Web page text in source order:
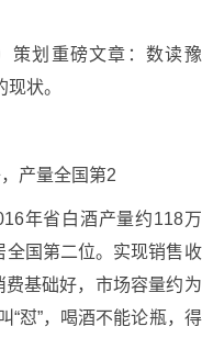
策划重磅文章：数读豫
状。
产量全国第2
年省白酒产量约118万
全国第二位。实现销售收
基础好，市场容量约为
“怼”，喝酒不能论瓶，得